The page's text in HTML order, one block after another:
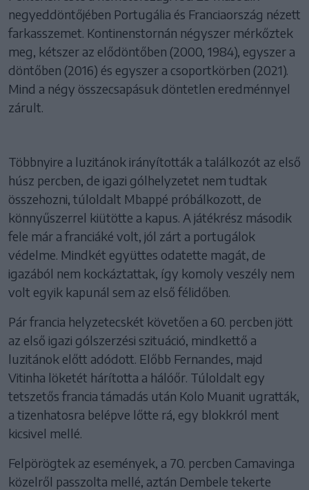
negyeddöntőjében Portugália és Franciaország nézett
farkasszemet. Kontinenstornán négyszer mérkőztek
meg, kétszer az elődöntőben (2000, 1984), egyszer a
döntőben (2016) és egyszer a csoportkörben (2021).
Mind a négy összecsapásuk döntetlen eredménnyel
zárult.
Többnyire a luzitánok irányították a találkozót az első
húsz percben, de igazi gólhelyzetet nem tudtak
összehozni, túloldalt Mbappé próbálkozott, de
könnyűszerrel kiütötte a kapus. A játékrész második
fele már a franciáké volt, jól zárt a portugálok
védelme. Mindkét együttes odatette magát, de
igazából nem kockáztattak, így komoly veszély nem
volt egyik kapunál sem az első félidőben.
Pár francia helyzetecskét követően a 60. percben jött
az első igazi gólszerzési szituáció, mindkettő a
luzitánok előtt adódott. Előbb Fernandes, majd
Vitinha löketét hárította a hálóőr. Túloldalt egy
tetszetős francia támadás után Kolo Muanit ugratták,
a tizenhatosra belépve lőtte rá, egy blokkról ment
kicsivel mellé.
Felpörögtek az események, a 70. percben Camavinga
közelről passzolta mellé, aztán Dembele tekerte